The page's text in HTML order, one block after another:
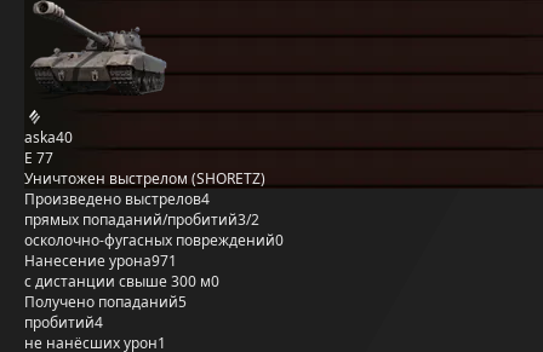
aska40
E 77
Уничтожен выстрелом (SHORETZ)
Произведено выстрелов4
прямых попаданий/пробитий3/2
осколочно-фугасных повреждений0
Нанесение урона971
с дистанции свыше 300 м0
Получено попаданий5
пробитий4
не нанёсших урон1